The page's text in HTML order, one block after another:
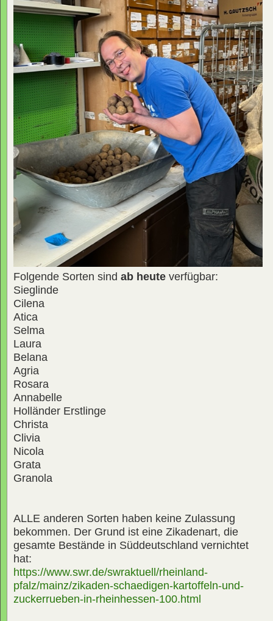
Folgende Sorten sind ab heute verfügbar:
Sieglinde
Cilena
Atica
Selma
Laura
Belana
Agria
Rosara
Annabelle
Holländer Erstlinge
Christa
Clivia
Nicola
Grata
Granola
ALLE anderen Sorten haben keine Zulassung
bekommen. Der Grund ist eine Zikadenart, die
gesamte Bestände in Süddeutschland vernichtet
hat:
https://www.swr.de/swraktuell/rheinland-
pfalz/mainz/zikaden-schaedigen-kartoffeln-und-
zuckerrueben-in-rheinhessen-100.html